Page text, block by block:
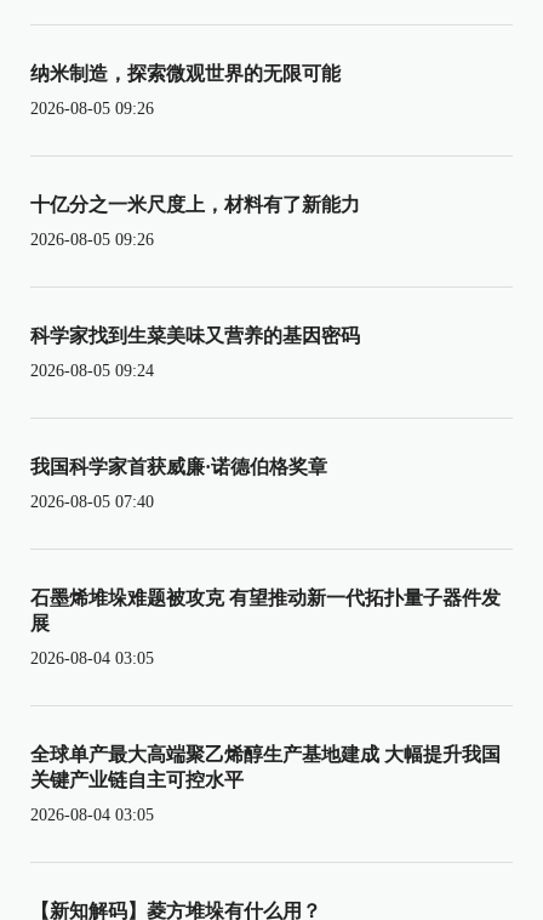
纳米制造，探索微观世界的无限可能
2026-08-05 09:26
十亿分之一米尺度上，材料有了新能力
2026-08-05 09:26
科学家找到生菜美味又营养的基因密码
2026-08-05 09:24
我国科学家首获威廉·诺德伯格奖章
2026-08-05 07:40
石墨烯堆垛难题被攻克 有望推动新一代拓扑量子器件发
展
2026-08-04 03:05
全球单产最大高端聚乙烯醇生产基地建成 大幅提升我国
关键产业链自主可控水平
2026-08-04 03:05
【新知解码】菱方堆垛有什么用？